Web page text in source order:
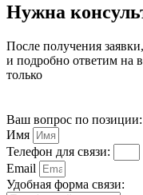
Нужна
После получения
и подробно ответим на
только
Ваш вопрос по позиции:
Имя
Телефон для связи:
Email
Удобная форма связи: